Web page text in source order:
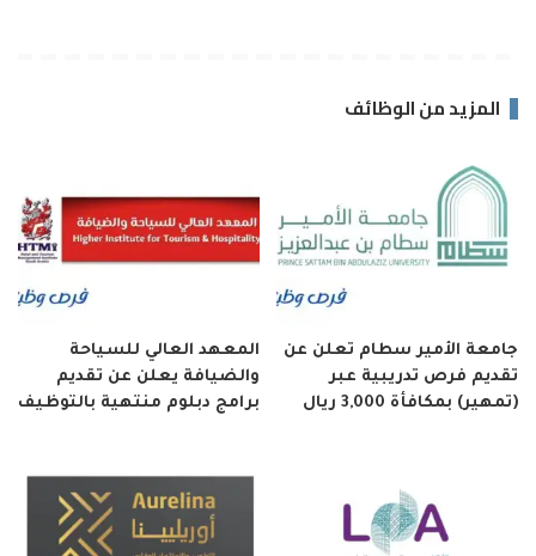
المزيد من الوظائف
جامعة الأمير سطام تعلن عن
تقديم فرص تدريبية عبر
(تمهير) بمكافأة 3,000 ريال
المعهد العالي للسياحة
والضيافة يعلن عن تقديم
برامج دبلوم منتهية بالتوظيف